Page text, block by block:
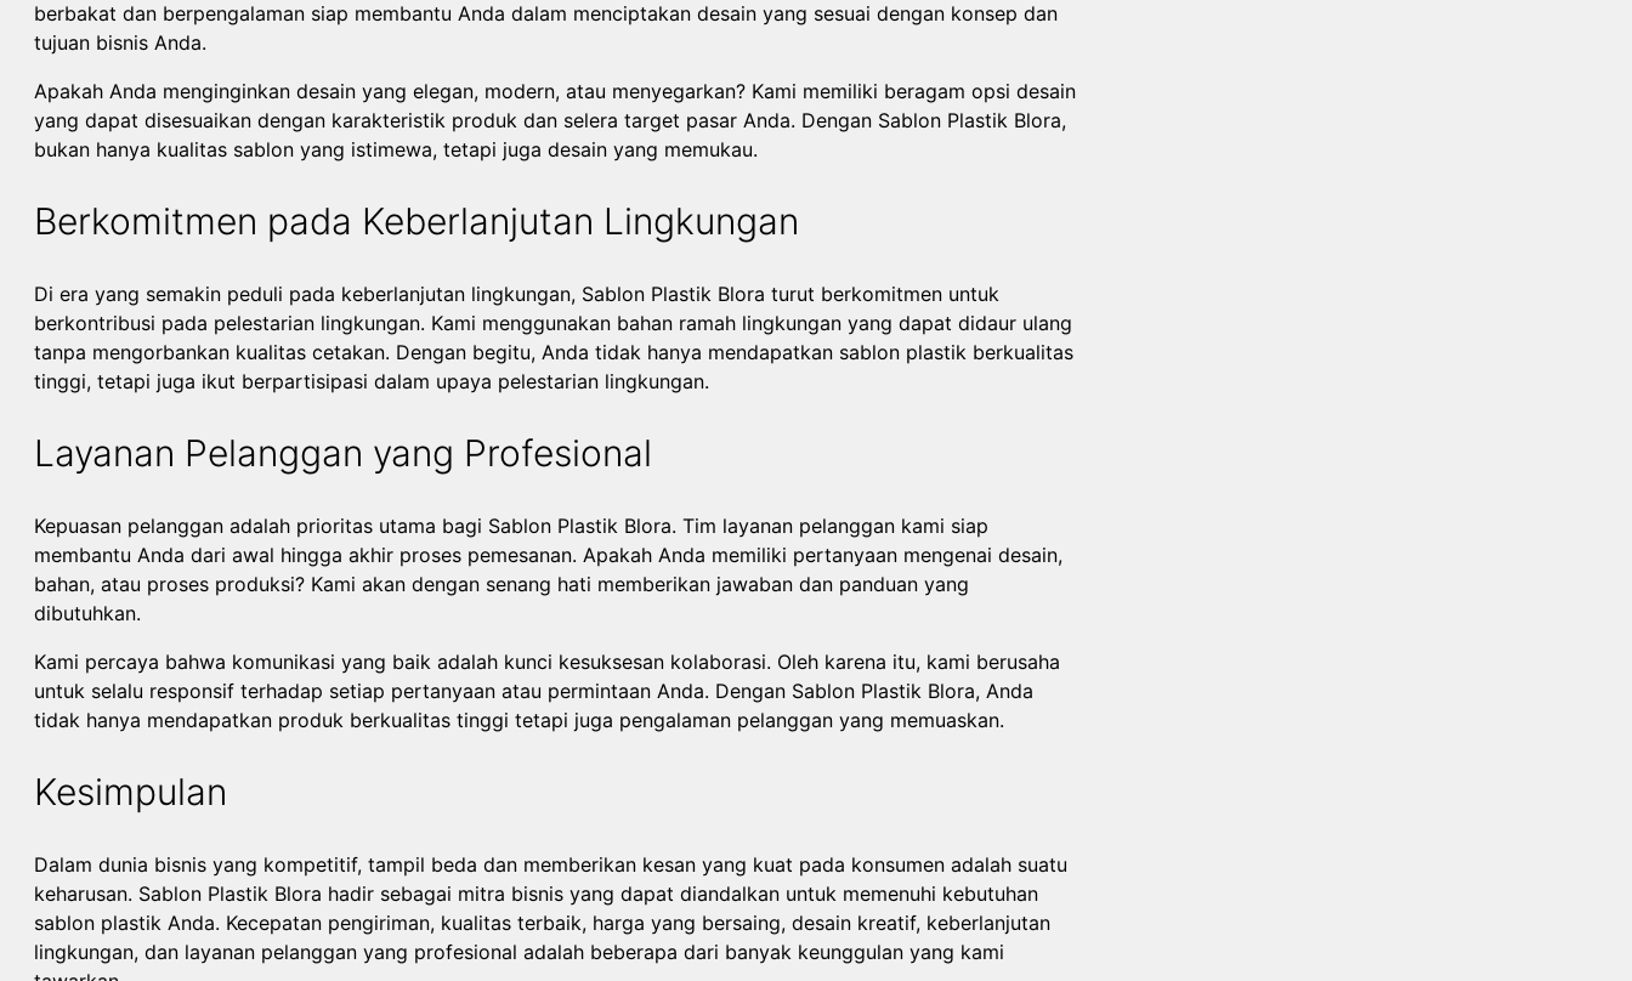
berbakat dan berpengalaman siap membantu Anda dalam menciptakan desain yang sesuai dengan konsep dan
tujuan bisnis Anda.
Apakah Anda menginginkan desain yang elegan, modern, atau menyegarkan? Kami memiliki beragam opsi desain
yang dapat disesuaikan dengan karakteristik produk dan selera target pasar Anda. Dengan Sablon Plastik Blora,
bukan hanya kualitas sablon yang istimewa, tetapi juga desain yang memukau.
Berkomitmen pada Keberlanjutan Lingkungan
Di era yang semakin peduli pada keberlanjutan lingkungan, Sablon Plastik Blora turut berkomitmen untuk
berkontribusi pada pelestarian lingkungan. Kami menggunakan bahan ramah lingkungan yang dapat didaur ulang
tanpa mengorbankan kualitas cetakan. Dengan begitu, Anda tidak hanya mendapatkan sablon plastik berkualitas
tinggi, tetapi juga ikut berpartisipasi dalam upaya pelestarian lingkungan.
Layanan Pelanggan yang Profesional
Kepuasan pelanggan adalah prioritas utama bagi Sablon Plastik Blora. Tim layanan pelanggan kami siap
membantu Anda dari awal hingga akhir proses pemesanan. Apakah Anda memiliki pertanyaan mengenai desain,
bahan, atau proses produksi? Kami akan dengan senang hati memberikan jawaban dan panduan yang
dibutuhkan.
Kami percaya bahwa komunikasi yang baik adalah kunci kesuksesan kolaborasi. Oleh karena itu, kami berusaha
untuk selalu responsif terhadap setiap pertanyaan atau permintaan Anda. Dengan Sablon Plastik Blora, Anda
tidak hanya mendapatkan produk berkualitas tinggi tetapi juga pengalaman pelanggan yang memuaskan.
Kesimpulan
Dalam dunia bisnis yang kompetitif, tampil beda dan memberikan kesan yang kuat pada konsumen adalah suatu
keharusan. Sablon Plastik Blora hadir sebagai mitra bisnis yang dapat diandalkan untuk memenuhi kebutuhan
sablon plastik Anda. Kecepatan pengiriman, kualitas terbaik, harga yang bersaing, desain kreatif, keberlanjutan
lingkungan, dan layanan pelanggan yang profesional adalah beberapa dari banyak keunggulan yang kami